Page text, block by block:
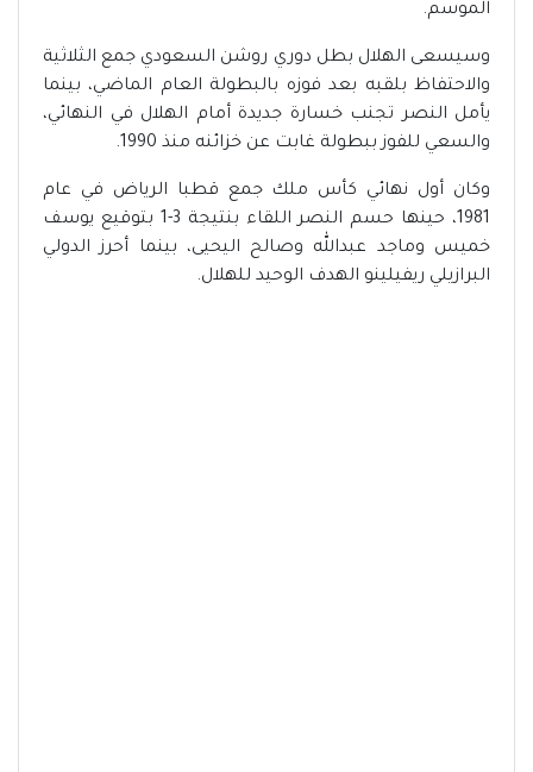
الموسم.
وسيسعى الهلال بطل دوري روشن السعودي جمع الثلاثية
والاحتفاظ بلقبه بعد فوزه بالبطولة العام الماضي، بينما
يأمل النصر تجنب خسارة جديدة أمام الهلال في النهائي،
والسعي للفوز ببطولة غابت عن خزائنه منذ 1990.
وكان أول نهائي كأس ملك جمع قطبا الرياض في عام
1981، حينها حسم النصر اللقاء بنتيجة 3-1 بتوقيع يوسف
خميس وماجد عبدالله وصالح اليحيى، بينما أحرز الدولي
البرازيلي ريفيلينو الهدف الوحيد للهلال.